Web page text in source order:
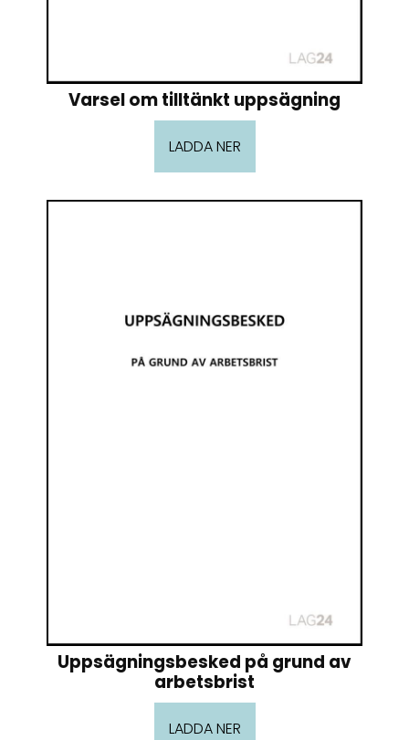
Varsel om tilltänkt uppsägning
LADDA NER
Uppsägningsbesked på grund av
arbetsbrist
LADDA NER